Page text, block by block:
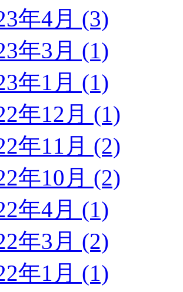
年4月 (3)
年3月 (1)
年1月 (1)
年12月 (1)
年11月 (2)
年10月 (2)
年4月 (1)
年3月 (2)
年1月 (1)